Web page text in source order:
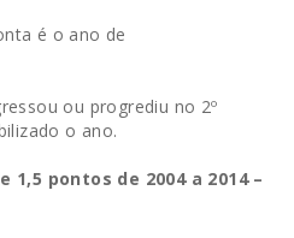
é o ano de
ou progrediu no 2º
o ano.
1,5 pontos de 2004 a 2014 –